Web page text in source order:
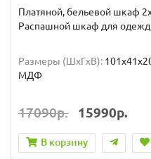
Платяной, бельевой шкаф
Распашной шкаф для
Размеры (ШxГxВ):
МДФ
17090р. 15990р.
В корзину